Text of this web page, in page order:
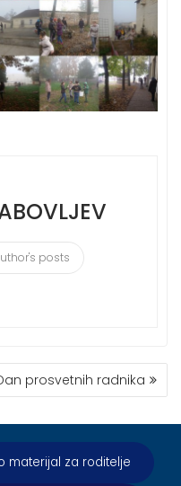
posts
prosvetnih radnika
materijal za roditelje